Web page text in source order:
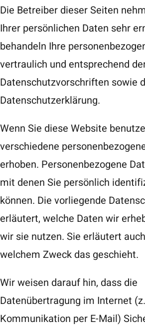
Die Betreiber dieser Seiten
Ihrer persönlichen Daten sehr
behandeln Ihre
vertraulich und entsprechend
Datenschutzvorschriften sowie
Datenschutzerklärung.
Wenn Sie diese Website
verschiedene
erhoben. Personenbezogene
mit denen Sie persönlich
können. Die vorliegende
erläutert, welche Daten wir
wir sie nutzen. Sie erläutert
welchem Zweck das geschieht.
Wir weisen darauf hin, dass die
Datenübertragung im Internet
Kommunikation per E-Mail)